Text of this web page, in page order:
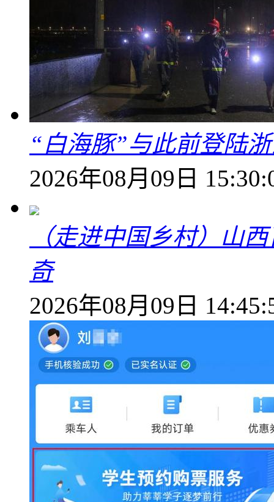
“白海豚”与此前登陆
2026年08月09日
（走进中国乡村）山
奇
2026年08月09日